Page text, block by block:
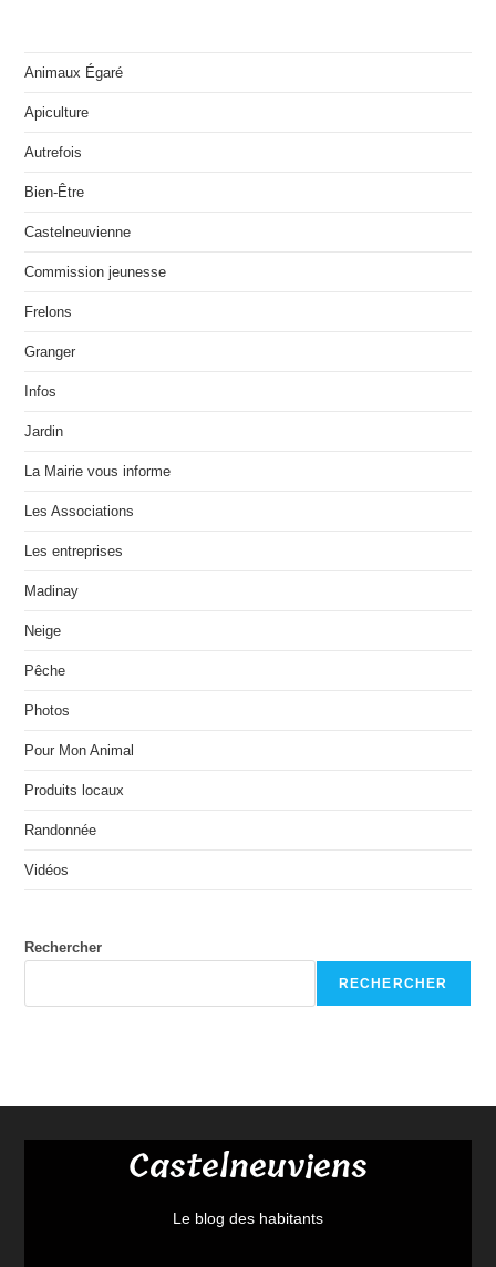
Animaux Égaré
Apiculture
Autrefois
Bien-Être
Castelneuvienne
Commission jeunesse
Frelons
Granger
Infos
Jardin
La Mairie vous informe
Les Associations
Les entreprises
Madinay
Neige
Pêche
Photos
Pour Mon Animal
Produits locaux
Randonnée
Vidéos
Rechercher
RECHERCHER
Castelneuviens
Le blog des habitants